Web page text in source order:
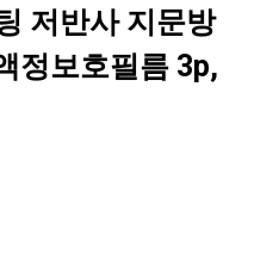
저반사 지문방
정보호필름 3p,